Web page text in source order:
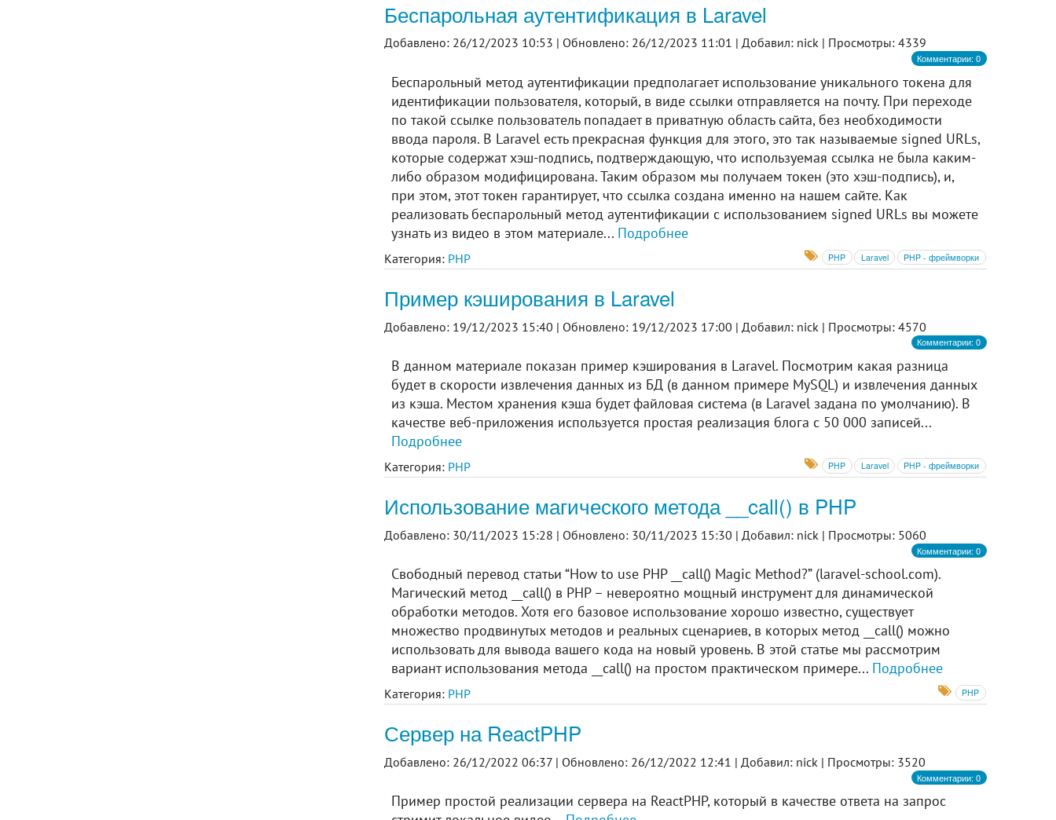
Беспарольная аутентификация в Laravel
Добавлено: 26/12/2023 10:53 | Обновлено: 26/12/2023 11:01 |Добавил: nick | Просмотры: 4339
Комментарии: 0
Беспарольный метод аутентификации предполагает использование уникального токена для
идентификации пользователя, который, в виде ссылки отправляется на почту. При переходе
по такой ссылке пользователь попадает в приватную область сайта, без необходимости
ввода пароля. В Laravel есть прекрасная функция для этого, это так называемые signed URLs,
которые содержат хэш-подпись, подтверждающую, что используемая ссылка не была каким-
либо образом модифицирована. Таким образом мы получаем токен (это хэш-подпись), и,
при этом, этот токен гарантирует, что ссылка создана именно на нашем сайте. Как
реализовать беспарольный метод аутентификации с использованием signed URLs вы можете
узнать из видео в этом материале... Подробнее
Категория: PHP PHP Laravel PHP - фреймворки
Пример кэширования в Laravel
Добавлено: 19/12/2023 15:40 | Обновлено: 19/12/2023 17:00 | Добавил: nick | Просмотры: 4570
Комментарии: 0
В данном материале показан пример кэширования в Laravel. Посмотрим какая разница
будет в скорости извлечения данных из БД (в данном примере MySQL) и извлечения данных
из кэша. Местом хранения кэша будет файловая система (в Laravel задана по умолчанию). В
качестве веб-приложения используется простая реализация блога с 50 000 записей...
Подробнее
Категория: PHP PHP Laravel PHP - фреймворки
Использование магического метода __call() в PHP
Добавлено: 30/11/2023 15:28 | Обновлено: 30/11/2023 15:30 | Добавил: nick | Просмотры: 5060
Комментарии: 0
Свободный перевод статьи “How to use PHP __call() Magic Method?” (laravel-school.com).
Магический метод __call() в PHP – невероятно мощный инструмент для динамической
обработки методов. Хотя его базовое использование хорошо известно, существует
множество продвинутых методов и реальных сценариев, в которых метод __call() можно
использовать для вывода вашего кода на новый уровень. В этой статье мы рассмотрим
вариант использования метода __call() на простом практическом примере... Подробнее
Категория: PHP PHP
Сервер на ReactPHP
Добавлено: 26/12/2022 06:37 | Обновлено: 26/12/2022 12:41 | Добавил: nick | Просмотры: 3520
Комментарии: 0
Пример простой реализации сервера на ReactPHP, который в качестве ответа на запрос